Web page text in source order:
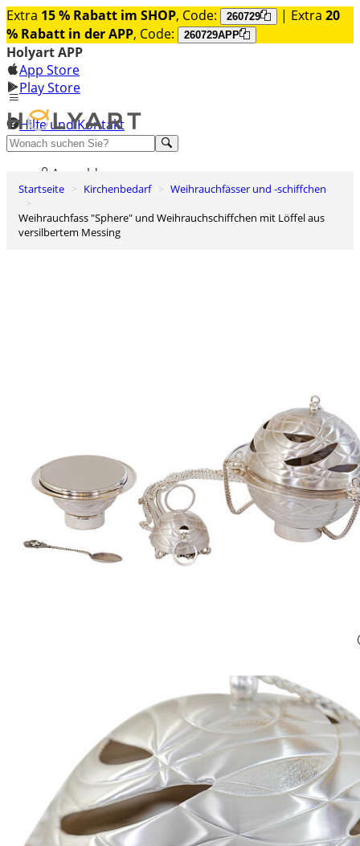
Extra 15 % Rabatt im SHOP, Code: 260729 | Extra 20
% Rabatt in der APP, Code: 260729APP
Holyart APP
App Store
Play Store
Hilfe und Kontakt
Entdecken Sie Premium
Anmelden
Wunschliste
0
Warenkorb
Startseite Kirchenbedarf
Weihrauchfässer und -schiffchen
Weihrauchfass "Sphere" und Weihrauchschiffchen mit Löffel aus
versilbertem Messing